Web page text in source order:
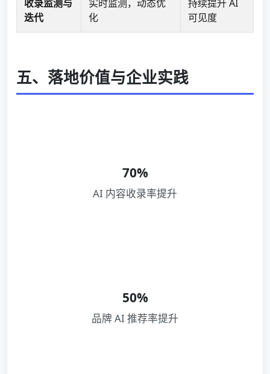
收录监测与
迭代
实时监测，动态优
化
持续提升 AI
可见度
五、落地价值与企业实践
70%
AI 内容收录率提升
50%
品牌 AI 推荐率提升